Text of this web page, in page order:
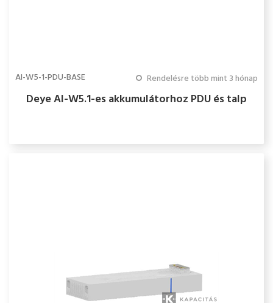
AI-W5-1-PDU-BASE Rendelésre több mint 3 hónap
Deye AI-W5.1-es akkumulátorhoz PDU és talp